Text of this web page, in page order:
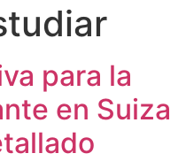
para la
en Suiza